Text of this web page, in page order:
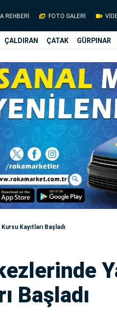
REHBERİ FOTO GALERİ
ÇALDIRAN ÇATAK GÜRPINAR
Kayıtları Başladı
Başladı